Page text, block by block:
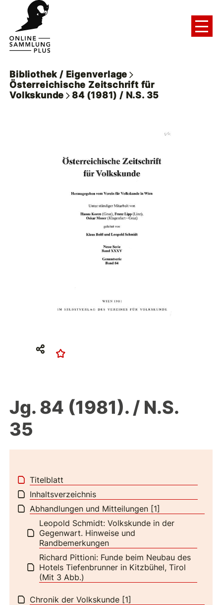
Bibliothek / Eigenverlage
Österreichische Zeitschrift für
Volkskunde
84 (1981) / N.S. 35
Jg. 84 (1981). / N.S.
35
Titelblatt
Inhaltsverzeichnis
Abhandlungen und Mitteilungen [1]
Leopold Schmidt: Volkskunde in der
Gegenwart. Hinweise und
Randbemerkungen
Richard Pittioni: Funde beim Neubau des
Hotels Tiefenbrunner in Kitzbühel, Tirol
(Mit 3 Abb.)
Chronik der Volkskunde [1]